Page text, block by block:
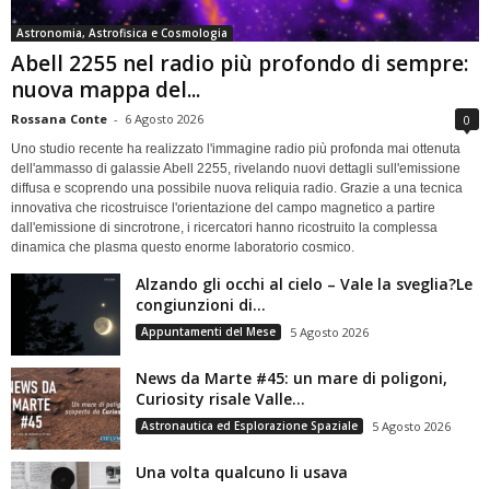
Astronomia, Astrofisica e Cosmologia
Abell 2255 nel radio più profondo di sempre:
nuova mappa del...
Rossana Conte - 6 Agosto 2026 0
Uno studio recente ha realizzato l'immagine radio più profonda mai ottenuta
dell'ammasso di galassie Abell 2255, rivelando nuovi dettagli sull'emissione
diffusa e scoprendo una possibile nuova reliquia radio. Grazie a una tecnica
innovativa che ricostruisce l'orientazione del campo magnetico a partire
dall'emissione di sincrotrone, i ricercatori hanno ricostruito la complessa
dinamica che plasma questo enorme laboratorio cosmico.
Alzando gli occhi al cielo – Vale la sveglia?Le
congiunzioni di...
Appuntamenti del Mese 5 Agosto 2026
News da Marte #45: un mare di poligoni,
Curiosity risale Valle...
Astronautica ed Esplorazione Spaziale 5 Agosto 2026
Una volta qualcuno li usava